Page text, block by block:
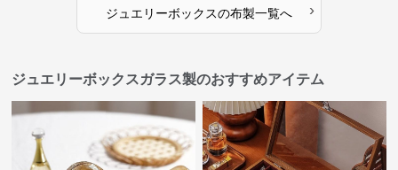
ジュエリーボックスの布製一覧へ ›
ジュエリーボックスガラス製のおすすめアイテム